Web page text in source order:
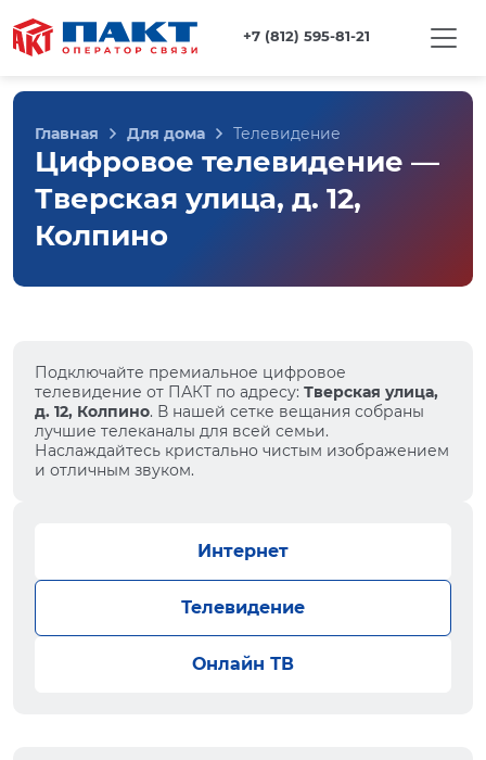
+7 (812) 595-81-21
Главная Для дома Телевидение
Цифровое телевидение —
Тверская улица, д. 12,
Колпино
Подключайте премиальное цифровое
телевидение от ПАКТ по адресу: Тверская улица,
д. 12, Колпино. В нашей сетке вещания собраны
лучшие телеканалы для всей семьи.
Наслаждайтесь кристально чистым изображением
и отличным звуком.
Интернет
Телевидение
Онлайн ТВ